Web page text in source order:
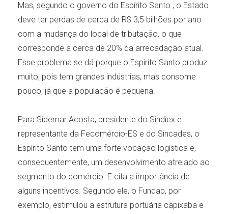
Mas, segundo o governo do Espírito Santo , o Estado
deve ter perdas de cerca de R$ 3,5 bilhões por ano
com a mudança do local de tributação, o que
corresponde a cerca de 20% da arrecadação atual.
Esse problema se dá porque o Espírito Santo produz
muito, pois tem grandes indústrias, mas consome
pouco, já que a população é pequena.
Para Sidemar Acosta, presidente do Sindiex e
representante da Fecomércio-ES e do Sincades, o
Espírito Santo tem uma forte vocação logística e,
consequentemente, um desenvolvimento atrelado ao
segmento do comércio. E cita a importância de
alguns incentivos. Segundo ele, o Fundap, por
exemplo, estimulou a estrutura portuária capixaba e